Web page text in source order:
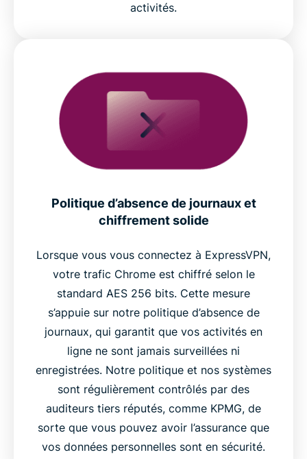
activités.
Politique d’absence de journaux et
chiffrement solide
Lorsque vous vous connectez à ExpressVPN,
votre trafic Chrome est chiffré selon le
standard AES 256 bits. Cette mesure
s’appuie sur notre politique d’absence de
journaux, qui garantit que vos activités en
ligne ne sont jamais surveillées ni
enregistrées. Notre politique et nos systèmes
sont régulièrement contrôlés par des
auditeurs tiers réputés, comme KPMG, de
sorte que vous pouvez avoir l’assurance que
vos données personnelles sont en sécurité.